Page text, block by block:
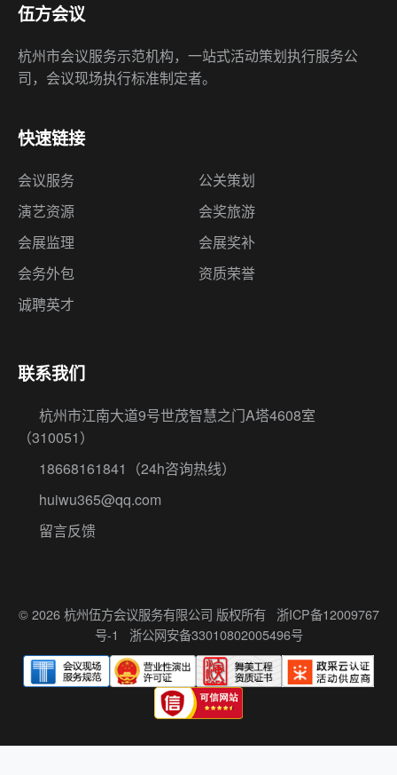
伍方会议
杭州市会议服务示范机构，一站式活动策划执行服务公
司，会议现场执行标准制定者。
快速链接
会议服务
公关策划
演艺资源
会奖旅游
会展监理
会展奖补
会务外包
资质荣誉
诚聘英才
联系我们
杭州市江南大道9号世茂智慧之门A塔4608室
（310051）
18668161841
（24h咨询热线）
huiwu365@qq.com
留言反馈
© 2026 杭州伍方会议服务有限公司 版权所有 浙ICP备12009767
号-1
浙公网安备33010802005496号